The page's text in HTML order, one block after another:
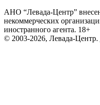
АНО “Левада-Центр”
некоммерческих
иностранного агента. 18+
© 2003-2026, Левада-